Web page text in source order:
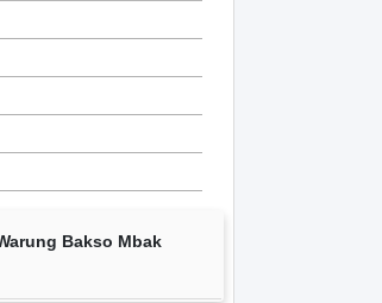
Bakso Mbak